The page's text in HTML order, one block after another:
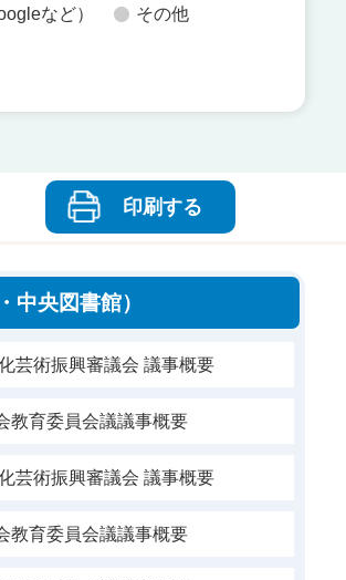
など） その他
印刷する
央図書館）
芸術振興審議会 議事概要
教育委員会議議事概要
芸術振興審議会 議事概要
教育委員会議議事概要